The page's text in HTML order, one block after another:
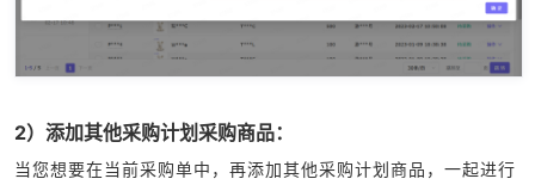
2）添加其他采购计划采购商品：
当您想要在当前采购单中，再添加其他采购计划商品，一起进行